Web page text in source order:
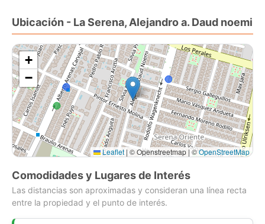
terraza descubierta, bodega lateral techada, pasto natural
FRENTE: Antejardín con pasto natural, 2 estacionamientos,
puerta peatonal con citofonía
ESTRELLA DE LA CASA: Quincho techado, con doble parrilla
tipo isla para que el parrillero sea el protagonista de la
celebración, spiedo motorizado, barra tipo bar, amoblado, con
encimera y lavacopas.
Comisión de corretaje: 2%+iva
Ubicación - La Serena, Alejandro a. Daud noemi
+
−
Leaflet | © Openstreetmap | ©OpenStreetMap
Comodidades y Lugares de Interés
Las distancias son aproximadas y consideran una línea recta
entre la propiedad y el punto de interés.